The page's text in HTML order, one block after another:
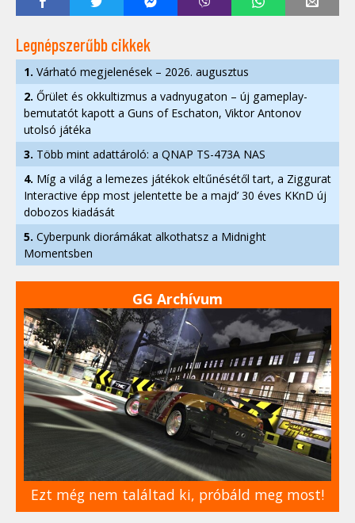
Legnépszerűbb cikkek
1. Várható megjelenések – 2026. augusztus
2. Őrület és okkultizmus a vadnyugaton – új gameplay-
bemutatót kapott a Guns of Eschaton, Viktor Antonov
utolsó játéka
3. Több mint adattároló: a QNAP TS-473A NAS
4. Míg a világ a lemezes játékok eltűnésétől tart, a Ziggurat
Interactive épp most jelentette be a majd’ 30 éves KKnD új
dobozos kiadását
5. Cyberpunk diorámákat alkothatsz a Midnight
Momentsben
GG Archívum
Ezt még nem találtad ki, próbáld meg most!